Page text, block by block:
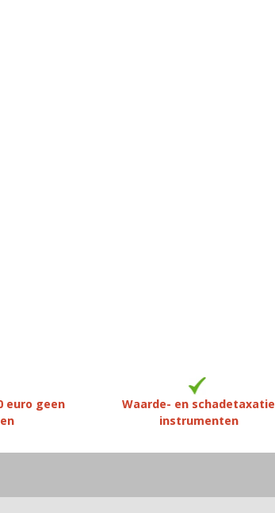
euro geen
Waarde- en schadetaxatie
instrumenten